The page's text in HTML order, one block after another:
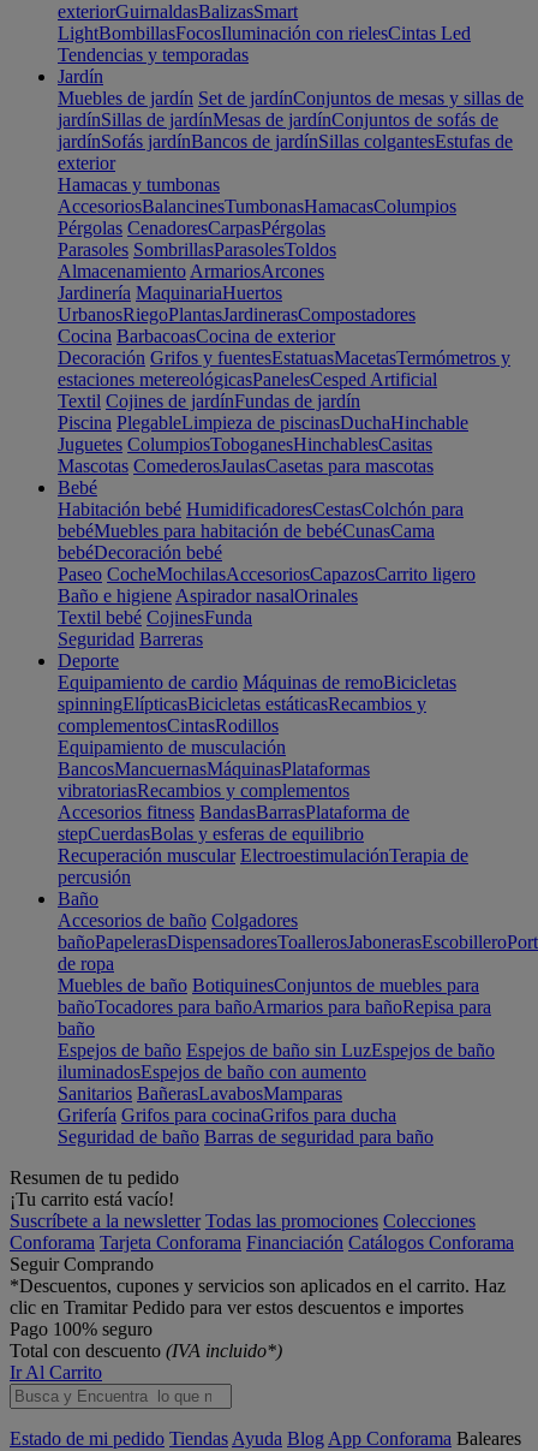
exteriorGuirnaldasBalizasSmart
LightBombillasFocosIluminación con rielesCintas Led
Tendencias y temporadas
Jardín
Muebles de jardín Set de jardínConjuntos de mesas y sillas de
jardínSillas de jardínMesas de jardínConjuntos de sofás de
jardínSofás jardínBancos de jardínSillas colgantesEstufas de
exterior
Hamacas y tumbonas
AccesoriosBalancinesTumbonasHamacasColumpios
Pérgolas CenadoresCarpasPérgolas
Parasoles SombrillasParasolesToldos
Almacenamiento ArmariosArcones
Jardinería MaquinariaHuertos
UrbanosRiegoPlantasJardinerasCompostadores
Cocina BarbacoasCocina de exterior
Decoración Grifos y fuentesEstatuasMacetasTermómetros y
estaciones metereológicasPanelesCesped Artificial
Textil Cojines de jardínFundas de jardín
Piscina PlegableLimpieza de piscinasDuchaHinchable
Juguetes ColumpiosToboganesHinchablesCasitas
Mascotas ComederosJaulasCasetas para mascotas
Bebé
Habitación bebé HumidificadoresCestasColchón para
bebéMuebles para habitación de bebéCunasCama
bebéDecoración bebé
Paseo CocheMochilasAccesoriosCapazosCarrito ligero
Baño e higiene Aspirador nasalOrinales
Textil bebé CojinesFunda
Seguridad Barreras
Deporte
Equipamiento de cardio Máquinas de remoBicicletas
spinningElípticasBicicletas estáticasRecambios y
complementosCintasRodillos
Equipamiento de musculación
BancosMancuernasMáquinasPlataformas
vibratoriasRecambios y complementos
Accesorios fitness BandasBarrasPlataforma de
stepCuerdasBolas y esferas de equilibrio
Recuperación muscular ElectroestimulaciónTerapia de
percusión
Baño
Accesorios de baño Colgadores
bañoPapelerasDispensadoresToallerosJabonerasEscobillero
de ropa
Muebles de baño BotiquinesConjuntos de muebles para
bañoTocadores para bañoArmarios para bañoRepisa para
baño
Espejos de baño Espejos de baño sin LuzEspejos de baño
iluminadosEspejos de baño con aumento
Sanitarios BañerasLavabosMamparas
Grifería Grifos para cocinaGrifos para ducha
Seguridad de baño Barras de seguridad para baño
Resumen de tu pedido
¡Tu carrito está vacío!
Suscríbete a la newsletter Todas las promociones Colecciones
Conforama Tarjeta Conforama Financiación Catálogos Conforama
Seguir Comprando
*Descuentos, cupones y servicios son aplicados en el carrito. Haz
clic en Tramitar Pedido para ver estos descuentos e importes
Pago 100% seguro
Total con descuento (IVA incluido*)
Ir Al Carrito
Estado de mi pedido Tiendas Ayuda Blog App Conforama Baleares